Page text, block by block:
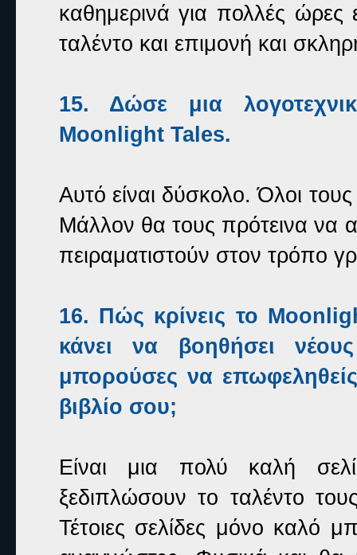
καθημερινά για πολλές
ταλέντο και επιμονή και
15. Δώσε μια
Moonlight Tales.
Αυτό είναι δύσκολο. Όλοι
Μάλλον θα τους πρότεινα να
πειραματιστούν στον τρόπο
16. Πώς κρίνεις το
κάνει να βοηθήσει
μπορούσες να
βιβλίο σου;
Είναι μια πολύ καλή
ξεδιπλώσουν το ταλέντο
Τέτοιες σελίδες μόνο καλό